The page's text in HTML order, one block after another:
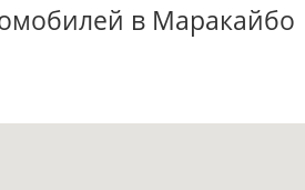
в Маракайбо